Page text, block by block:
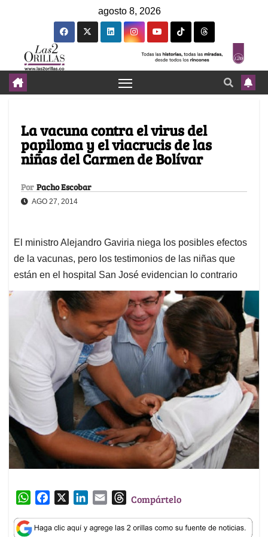
agosto 8, 2026
La vacuna contra el virus del
papiloma y el viacrucis de las
niñas del Carmen de Bolívar
Por Pacho Escobar
AGO 27, 2014
El ministro Alejandro Gaviria niega los posibles efectos
de la vacunas, pero los testimonios de las niñas que
están en el hospital San José evidencian lo contrario
W
a
c
n
a
T
r
Compártelo